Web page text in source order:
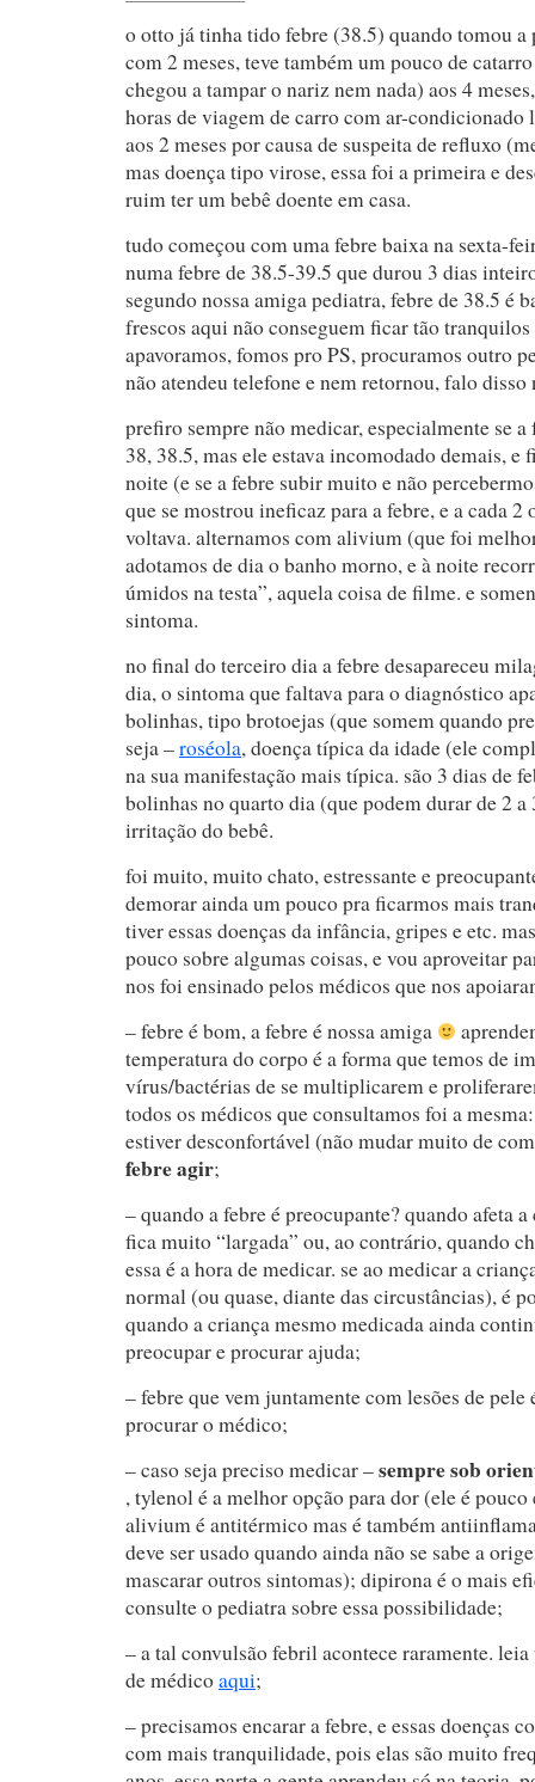
o otto já tinha tido febre (38.5) quando tomou a
com 2 meses, teve também um pouco de
chegou a tampar o nariz nem nada) aos 4
horas de viagem de carro com ar-condicionado
aos 2 meses por causa de suspeita de refluxo
mas doença tipo virose, essa foi a primeira e
ruim ter um bebê doente em casa.
tudo começou com uma febre baixa na sexta-
numa febre de 38.5-39.5 que durou 3 dias
segundo nossa amiga pediatra, febre de 38.5 é
frescos aqui não conseguem ficar tão
apavoramos, fomos pro PS, procuramos outro
não atendeu telefone e nem retornou, falo
prefiro sempre não medicar, especialmente se a
38, 38.5, mas ele estava incomodado demais, e
noite (e se a febre subir muito e não
que se mostrou ineficaz para a febre, e a cada 2
voltava. alternamos com alivium (que foi
adotamos de dia o banho morno, e à noite
úmidos na testa”, aquela coisa de filme. e
sintoma.
no final do terceiro dia a febre desapareceu
dia, o sintoma que faltava para o diagnóstico
bolinhas, tipo brotoejas (que somem quando
seja –roséola, doença típica da idade (ele
na sua manifestação mais típica. são 3 dias de
bolinhas no quarto dia (que podem durar de 2 a
irritação do bebê.
foi muito, muito chato, estressante e
demorar ainda um pouco pra ficarmos mais
tiver essas doenças da infância, gripes e etc.
pouco sobre algumas coisas, e vou aproveitar
nos foi ensinado pelos médicos que nos
– febre é bom, a febre é nossa amiga
temperatura do corpo é a forma que temos de
vírus/bactérias de se multiplicarem e
todos os médicos que consultamos foi a
estiver desconfortável (não mudar muito de
febre agir;
– quando a febre é preocupante? quando afeta
fica muito “largada” ou, ao contrário, quando
essa é a hora de medicar. se ao medicar a
normal (ou quase, diante das circustâncias), é
quando a criança mesmo medicada ainda
preocupar e procurar ajuda;
– febre que vem juntamente com lesões de pele
procurar o médico;
– caso seja preciso medicar –sempre sob
, tylenol é a melhor opção para dor (ele é
alivium é antitérmico mas é também
deve ser usado quando ainda não se sabe a
mascarar outros sintomas); dipirona é o mais
consulte o pediatra sobre essa possibilidade;
– a tal convulsão febril acontece raramente.
de médicoaqui;
– precisamos encarar a febre, e essas doenças
com mais tranquilidade, pois elas são muito